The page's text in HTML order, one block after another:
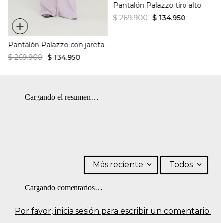
máxima de la base de 150 ºC.
+
Pantalón Palazzo con jareta
$ 269.900 $ 134.950
Pantalón Palazzo tiro alto
$ 269.900 $ 134.950
Cargando el resumen…
Por favor, inicia sesión para escribir un comentario.
Más reciente Todos
Cargando comentarios…